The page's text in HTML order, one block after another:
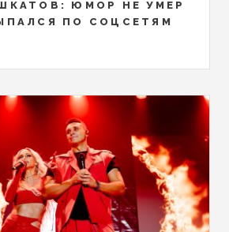
ЮМОР НЕ УМЕР
ПО СОЦСЕТЯМ